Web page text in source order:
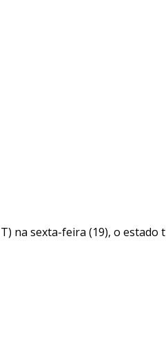
na sexta-feira (19), o